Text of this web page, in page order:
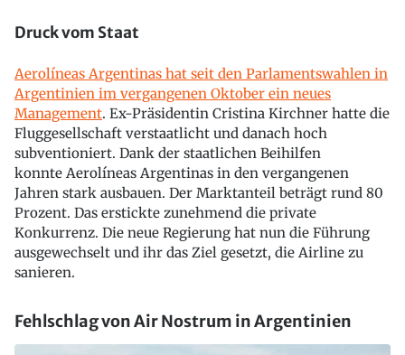
Druck vom Staat
Aerolíneas Argentinas hat seit den Parlamentswahlen in
Argentinien im vergangenen Oktober ein neues
Management. Ex-Präsidentin Cristina Kirchner hatte die
Fluggesellschaft verstaatlicht und danach hoch
subventioniert. Dank der staatlichen Beihilfen
konnte Aerolíneas Argentinas in den vergangenen
Jahren stark ausbauen. Der Marktanteil beträgt rund 80
Prozent. Das erstickte zunehmend die private
Konkurrenz. Die neue Regierung hat nun die Führung
ausgewechselt und ihr das Ziel gesetzt, die Airline zu
sanieren.
Fehlschlag von Air Nostrum in Argentinien